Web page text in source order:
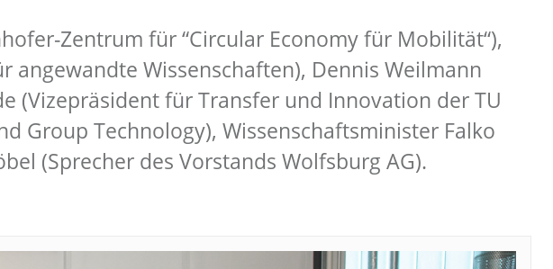
Zentrum für “Circular Economy für Mobilität“),
angewandte Wissenschaften), Dennis Weilmann
(Vizepräsident für Transfer und Innovation der TU
Group Technology), Wissenschaftsminister Falko
(Sprecher des Vorstands Wolfsburg AG).